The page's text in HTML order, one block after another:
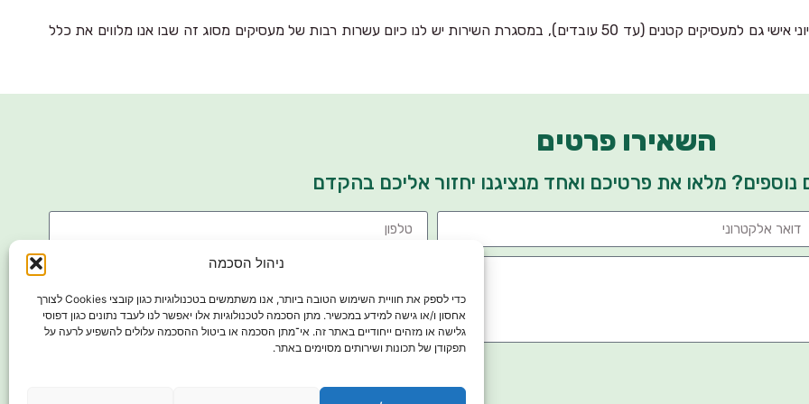
ניהול הסכמה
כדי לספק את חוויית השימוש הטובה ביותר, אנו משתמשים בטכנולוגיות כגון קובצי Cookies לצורך
אחסון ו/או גישה למידע במכשיר. מתן הסכמה לטכנולוגיות אלו יאפשר לנו לעבד נתונים כגון דפוסי
גלישה או מזהים ייחודיים באתר זה. אי־מתן הסכמה או ביטול ההסכמה עלולים להשפיע לרעה על
תפקודן של תכונות ושירותים מסוימים באתר.
בנוסף בשנים האחרונות התחלנו לתת את השירות הנ"ל של תכנון פנסיוני אישי גם למעסיקים קטנים (עד 50 עובדים), במסגרת השירות יש לנו כיום עשרות רבות של מעסיקים מסוג זה שבו אנו מלווים את כלל
השאירו פרטים
נוספים? מלאו את פרטיכם ואחד מנציגנו יחזור אליכם בהקדם